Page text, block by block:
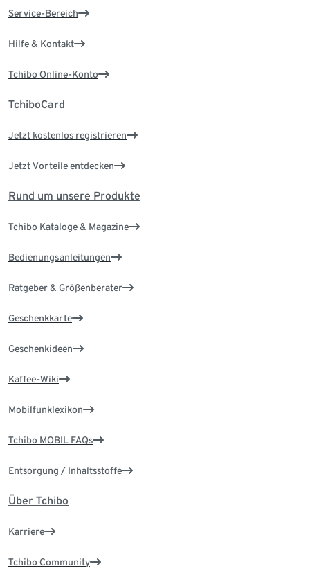
Service-Bereich
Hilfe & Kontakt
Tchibo Online-Konto
TchiboCard
Jetzt kostenlos registrieren
Jetzt Vorteile entdecken
Rund um unsere Produkte
Tchibo Kataloge & Magazine
Bedienungsanleitungen
Ratgeber & Größenberater
Geschenkkarte
Geschenkideen
Kaffee-Wiki
Mobilfunklexikon
Tchibo MOBIL FAQs
Entsorgung / Inhaltsstoffe
Über Tchibo
Karriere
Tchibo Community